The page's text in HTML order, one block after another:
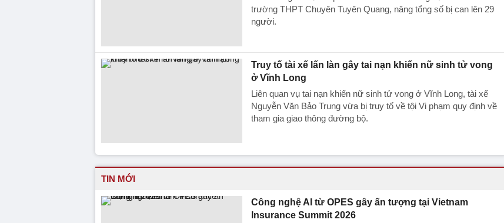
trường THPT Chuyên Tuyên Quang, nâng tổng số bị can lên 29
người.
Truy tố tài xế lấn làn gây tai nạn khiến nữ sinh tử vong
ở Vĩnh Long
Liên quan vụ tai nạn khiến nữ sinh tử vong ở Vĩnh Long, tài xế
Nguyễn Văn Bảo Trung vừa bị truy tố về tội Vi phạm quy định về
tham gia giao thông đường bộ.
TIN MỚI
Công nghệ AI từ OPES gây ấn tượng tại Vietnam
Insurance Summit 2026